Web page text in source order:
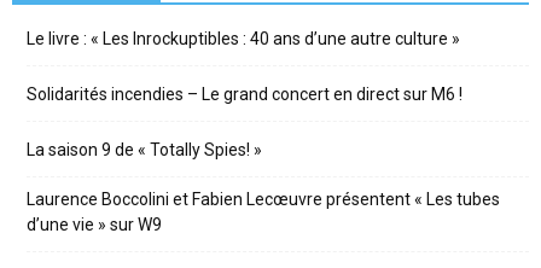
Le livre : « Les Inrockuptibles : 40 ans d’une autre culture »
Solidarités incendies – Le grand concert en direct sur M6 !
La saison 9 de « Totally Spies! »
Laurence Boccolini et Fabien Lecœuvre présentent « Les tubes
d’une vie » sur W9